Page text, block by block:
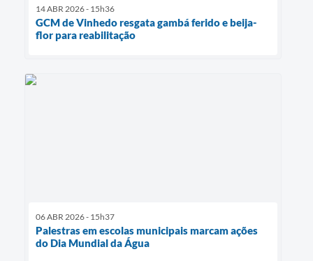
14 ABR 2026 - 15h36
GCM de Vinhedo resgata gambá ferido e beija-
flor para reabilitação
06 ABR 2026 - 15h37
Palestras em escolas municipais marcam ações
do Dia Mundial da Água